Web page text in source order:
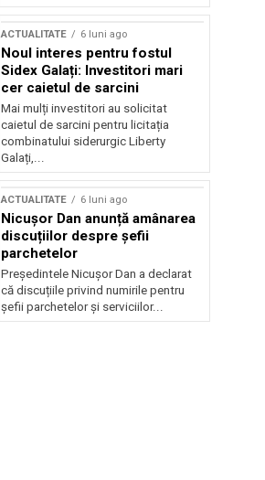
ACTUALITATE 6 luni ago
Noul interes pentru fostul
Sidex Galați: Investitori mari
cer caietul de sarcini
Mai mulți investitori au solicitat
caietul de sarcini pentru licitația
combinatului siderurgic Liberty
Galați,...
ACTUALITATE 6 luni ago
Nicușor Dan anunță amânarea
discuțiilor despre șefii
parchetelor
Președintele Nicușor Dan a declarat
că discuțiile privind numirile pentru
șefii parchetelor și serviciilor...